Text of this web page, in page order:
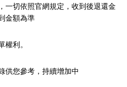
一切依照官網規定，收到後退還金
金額為準
利。
供您參考，持續增加中